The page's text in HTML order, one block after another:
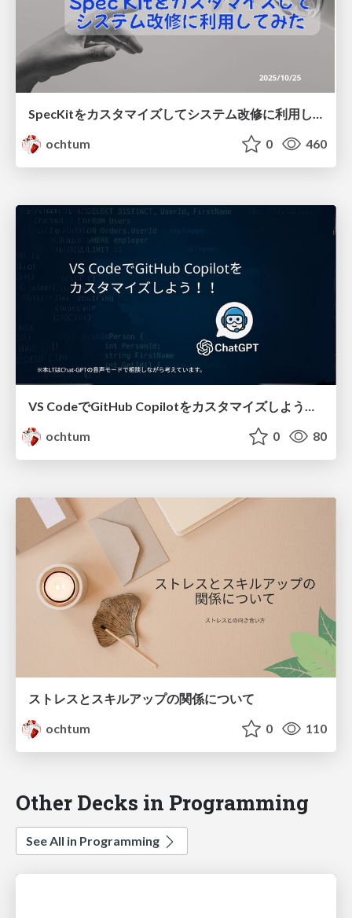
ochtum
0 460
VS CodeでGitHub Copilotをカスタマイズしよう！！
ochtum
0 80
ストレスとスキルアップの関係について
ochtum
0 110
Other Decks in Programming
See All in Programming